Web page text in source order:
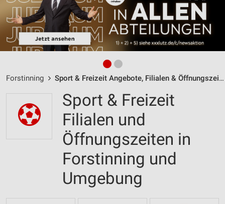
Forstinning Sport & Freizeit Angebote, Filialen & Öffnungszeiten
Sport & Freizeit
Filialen und
Öffnungszeiten in
Forstinning und
Umgebung